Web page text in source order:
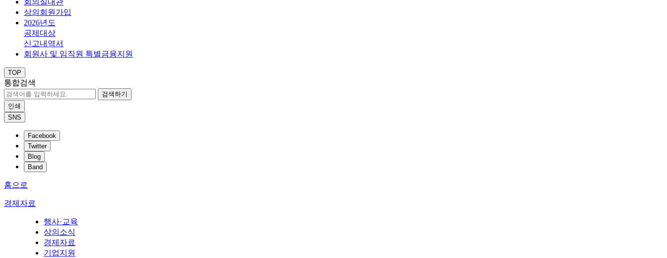
상의회원가입
2026년도
공제대상
신고내역서
회원사 및 임직원 특별금융지원
TOP
통합검색
검색하기
인쇄
SNS
Facebook
Twitter
Blog
Band
홈으로
경제자료
행사·교육
상의소식
경제자료
기업지원